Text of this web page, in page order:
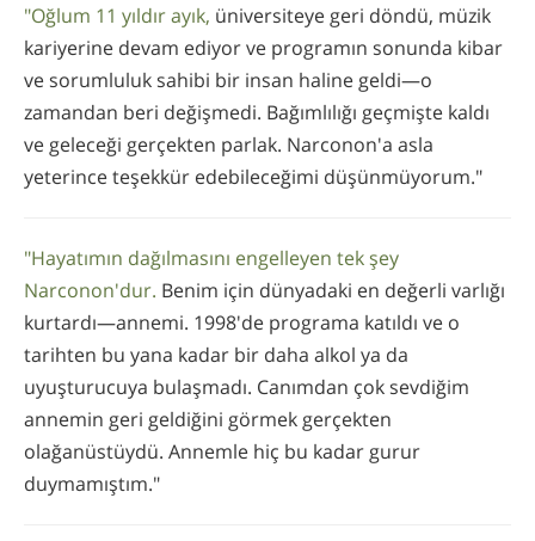
"Oğlum 11 yıldır ayık, üniversiteye geri döndü, müzik
kariyerine devam ediyor ve programın sonunda kibar
ve sorumluluk sahibi bir insan haline geldi—o
zamandan beri değişmedi. Bağımlılığı geçmişte kaldı
ve geleceği gerçekten parlak. Narconon'a asla
yeterince teşekkür edebileceğimi düşünmüyorum."
"Hayatımın dağılmasını engelleyen tek şey
Narconon'dur. Benim için dünyadaki en değerli varlığı
kurtardı—annemi. 1998'de programa katıldı ve o
tarihten bu yana kadar bir daha alkol ya da
uyuşturucuya bulaşmadı. Canımdan çok sevdiğim
annemin geri geldiğini görmek gerçekten
olağanüstüydü. Annemle hiç bu kadar gurur
duymamıştım."